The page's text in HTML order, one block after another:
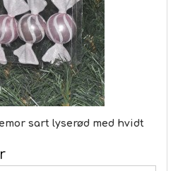
sart lyserød med hvidt